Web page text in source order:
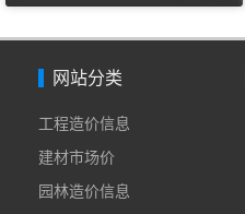
网站分类
工程造价信息
建材市场价
园林造价信息